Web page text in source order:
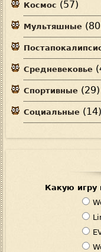
Космос (57)
Мультяшные
Средневековье
Спортивные (29)
Социальные (14)
Какую игру
В
а
р
и